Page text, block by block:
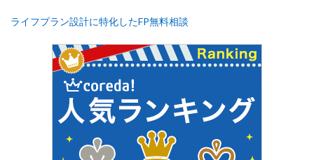
ライフプラン設計に特化したFP無料相談